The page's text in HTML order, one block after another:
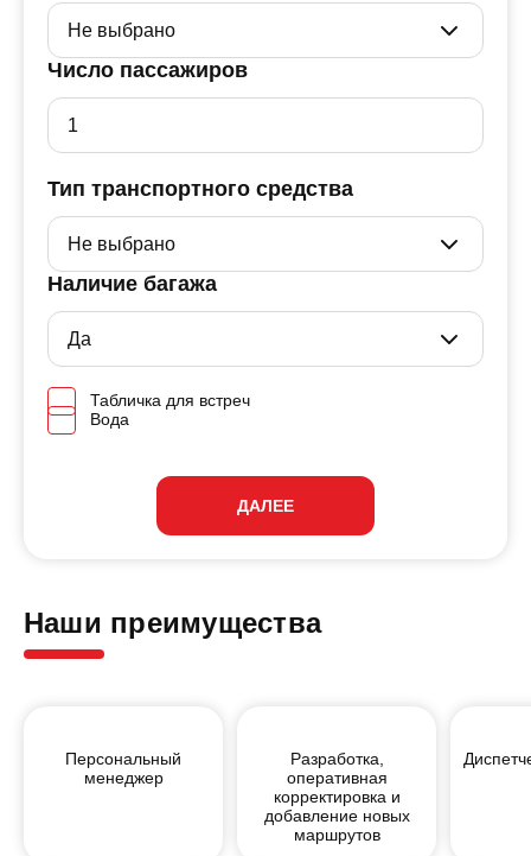
Число пассажиров
Тип транспортного средства
Наличие багажа
Табличка для встреч
Вода
ДАЛЕЕ
Наши преимущества
Персональный
менеджер
Разработка,
оперативная
корректировка и
добавление новых
маршрутов